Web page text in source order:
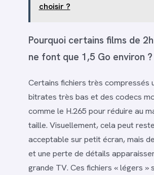
choisir ?
Pourquoi certains films de
ne font que 1,5 Go environ ?
Certains fichiers très compressés
bitrates très bas et des codecs
comme le H.265 pour réduire au
taille. Visuellement, cela peut
acceptable sur petit écran, mais
et une perte de détails
grande TV. Ces fichiers « légers »